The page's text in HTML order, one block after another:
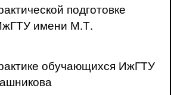
подготовке
имени М.Т.
обучающихся ИжГТУ